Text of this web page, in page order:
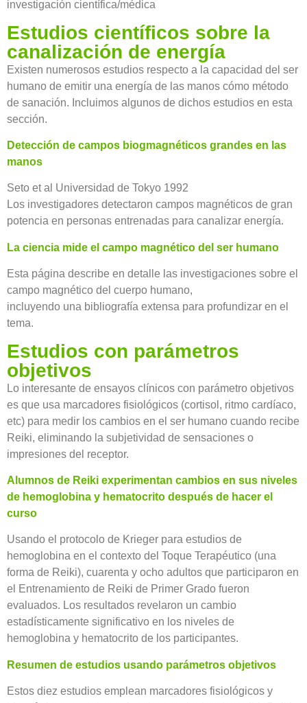
investigación científica/médica
Estudios científicos sobre la
canalización de energía
Existen numerosos estudios respecto a la capacidad del ser
humano de emitir una energía de las manos cómo método
de sanación. Incluimos algunos de dichos estudios en esta
sección.
Detección de campos biogmagnéticos grandes en las
manos
Seto et al Universidad de Tokyo 1992
Los investigadores detectaron campos magnéticos de gran
potencia en personas entrenadas para canalizar energía.
La ciencia mide el campo magnético del ser humano
Esta página describe en detalle las investigaciones sobre el
campo magnético del cuerpo humano,
incluyendo una bibliografía extensa para profundizar en el
tema.
Estudios con parámetros
objetivos
Lo interesante de ensayos clínicos con parámetro objetivos
es que usa marcadores fisiológicos (cortisol, ritmo cardíaco,
etc) para medir los cambios en el ser humano cuando recibe
Reiki, eliminando la subjetividad de sensaciones o
impresiones del receptor.
Alumnos de Reiki experimentan cambios en sus niveles
de hemoglobina y hematocrito después de hacer el
curso
Usando el protocolo de Krieger para estudios de
hemoglobina en el contexto del Toque Terapéutico (una
forma de Reiki), cuarenta y ocho adultos que participaron en
el Entrenamiento de Reiki de Primer Grado fueron
evaluados. Los resultados revelaron un cambio
estadísticamente significativo en los niveles de
hemoglobina y hematocrito de los participantes.
Resumen de estudios usando parámetros objetivos
Estos diez estudios emplean marcadores fisiológicos y